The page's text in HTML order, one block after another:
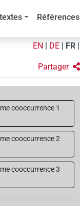
Références
EN DE FR
Partager
cooccurrence 1
cooccurrence 2
cooccurrence 3